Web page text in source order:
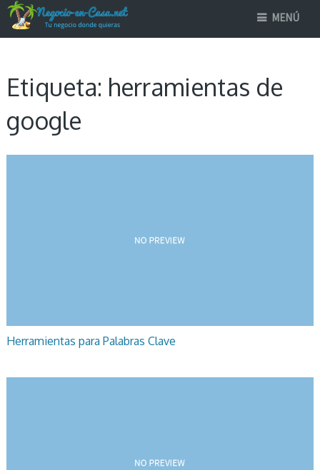
MENÚ
Etiqueta: herramientas de
google
Herramientas para Palabras Clave